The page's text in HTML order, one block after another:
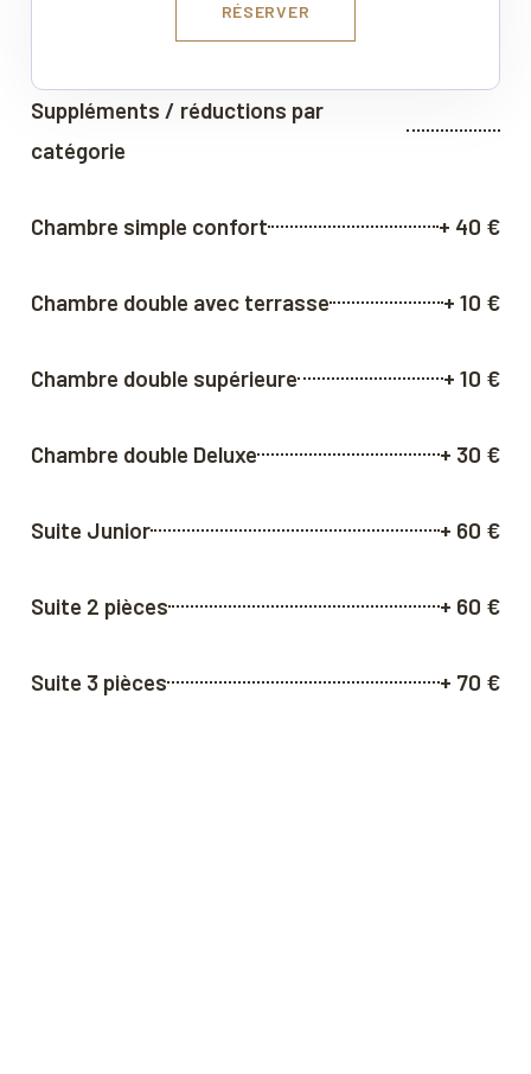
RÉSERVER
Suppléments / réductions par
catégorie
Chambre simple confort + 40 €
Chambre double avec terrasse + 10 €
Chambre double supérieure + 10 €
Chambre double Deluxe + 30 €
Suite Junior + 60 €
Suite 2 pièces + 60 €
Suite 3 pièces + 70 €